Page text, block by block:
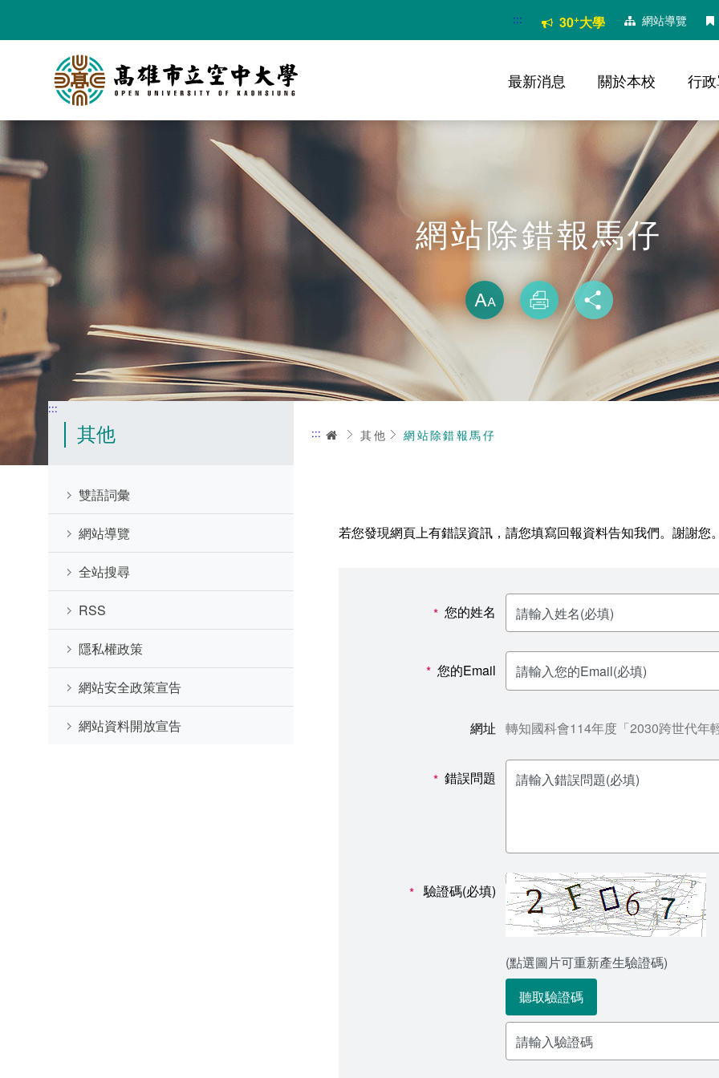
要
::: 30+大學 網站導覽
最新消息 關於本校 行
網站除錯報馬仔
放大
列印
:::
其他
雙語詞彙
網站導覽
全站搜尋
RSS
隱私權政策
網站安全政策宣告
網站資料開放宣告
::: 首頁其他 網站除錯報馬仔
若您發現網頁上有錯誤資訊，請您填寫回報資料告知我們。謝謝您
* 您的姓名
* 您的Email
網址 轉知國科會114年度「2030跨世代年
* 錯誤問題
* 驗證碼(必填)
(點選圖片可重新產生驗證碼)
聽取驗證碼